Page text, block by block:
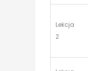
Lekcja
2